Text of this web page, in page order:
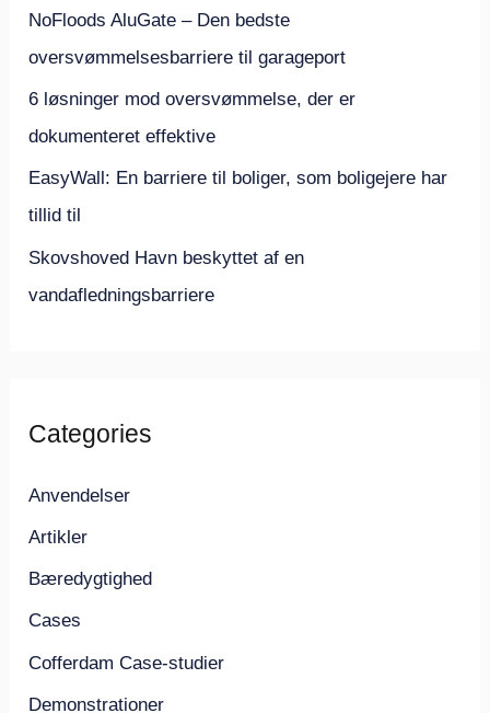
NoFloods AluGate – Den bedste
oversvømmelsesbarriere til garageport
6 løsninger mod oversvømmelse, der er
dokumenteret effektive
EasyWall: En barriere til boliger, som boligejere har
tillid til
Skovshoved Havn beskyttet af en
vandafledningsbarriere
Categories
Anvendelser
Artikler
Bæredygtighed
Cases
Cofferdam Case-studier
Demonstrationer